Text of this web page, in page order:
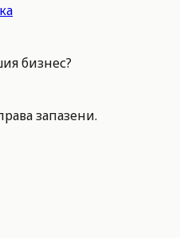
бизнес?
запазени.